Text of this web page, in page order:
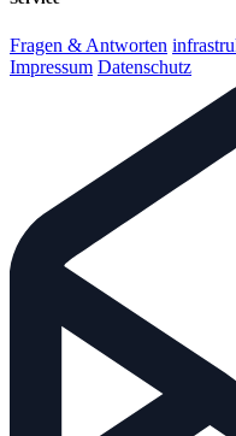
Fragen & Antworten
Impressum Datenschutz